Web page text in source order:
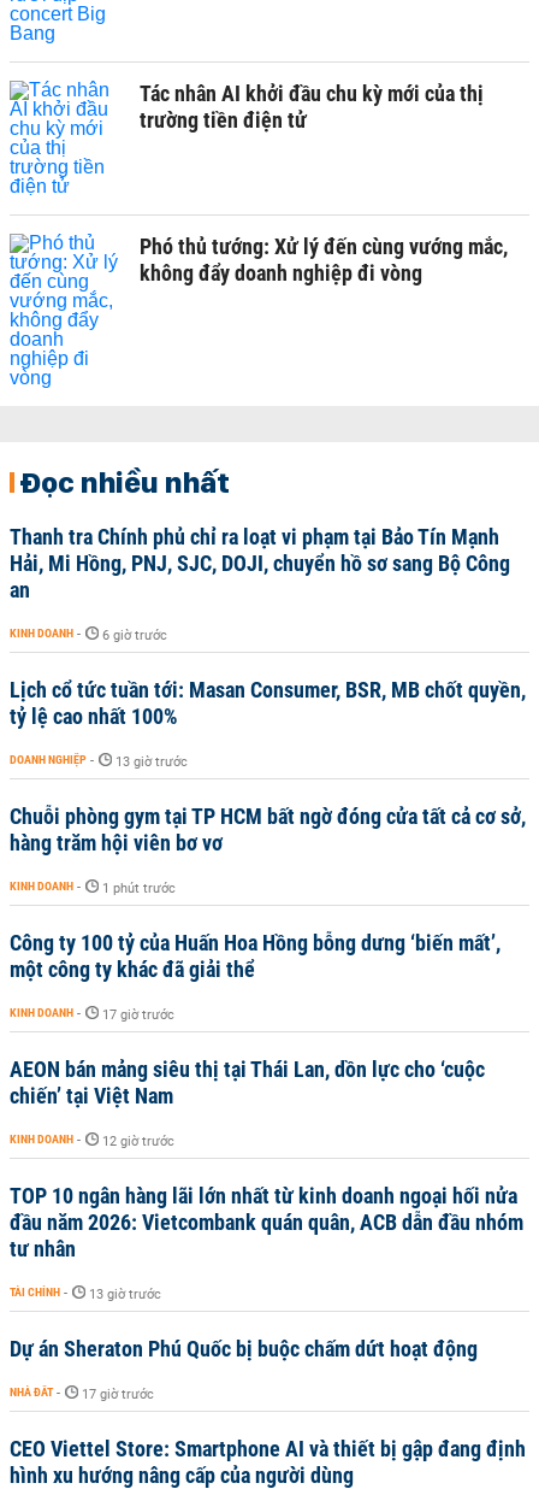
Tác nhân AI khởi đầu chu kỳ mới của thị
trường tiền điện tử
Phó thủ tướng: Xử lý đến cùng vướng mắc,
không đẩy doanh nghiệp đi vòng
Đọc nhiều nhất
Thanh tra Chính phủ chỉ ra loạt vi phạm tại Bảo Tín Mạnh
Hải, Mi Hồng, PNJ, SJC, DOJI, chuyển hồ sơ sang Bộ Công
an
KINH DOANH - 6 giờ trước
Lịch cổ tức tuần tới: Masan Consumer, BSR, MB chốt quyền,
tỷ lệ cao nhất 100%
DOANH NGHIỆP - 13 giờ trước
Chuỗi phòng gym tại TP HCM bất ngờ đóng cửa tất cả cơ sở,
hàng trăm hội viên bơ vơ
KINH DOANH - 1 phút trước
Công ty 100 tỷ của Huấn Hoa Hồng bỗng dưng ‘biến mất’,
một công ty khác đã giải thể
KINH DOANH - 17 giờ trước
AEON bán mảng siêu thị tại Thái Lan, dồn lực cho ‘cuộc
chiến’ tại Việt Nam
KINH DOANH - 12 giờ trước
TOP 10 ngân hàng lãi lớn nhất từ kinh doanh ngoại hối nửa
đầu năm 2026: Vietcombank quán quân, ACB dẫn đầu nhóm
tư nhân
TÀI CHÍNH - 13 giờ trước
Dự án Sheraton Phú Quốc bị buộc chấm dứt hoạt động
NHÀ ĐẤT - 17 giờ trước
CEO Viettel Store: Smartphone AI và thiết bị gập đang định
hình xu hướng nâng cấp của người dùng